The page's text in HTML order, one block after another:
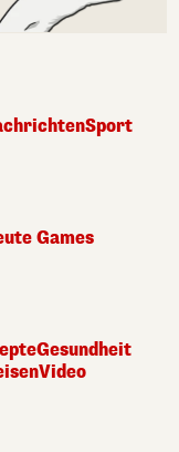
Sport
Games
Gesundheit
Video